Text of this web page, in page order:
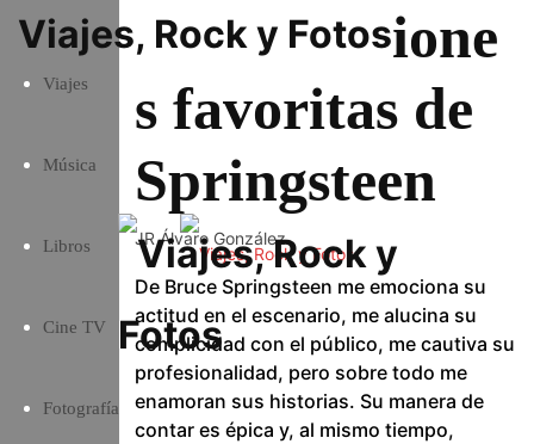
Viajes, Rock y Fotos
Viajes
Música
Libros
Cine TV
Fotografía
ione
s favoritas de
Springsteen
JR Álvaro González
De Bruce Springsteen me emociona su
actitud en el escenario, me alucina su
complicidad con el público, me cautiva su
profesionalidad, pero sobre todo me
enamoran sus historias. Su manera de
contar es épica y, al mismo tiempo,